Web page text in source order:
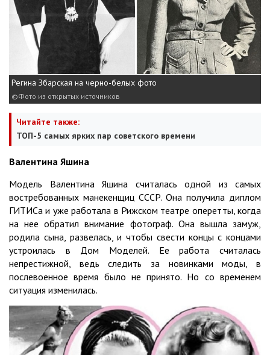
Регина Збарская на черно-белых фото
Фото из открытых источников
Читайте также:
ТОП-5 самых ярких пар советского времени
Валентина Яшина
Модель Валентина Яшина считалась одной из самых
востребованных манекенщиц СССР. Она получила диплом
ГИТИСа и уже работала в Рижском театре оперетты, когда
на нее обратил внимание фотограф. Она вышла замуж,
родила сына, развелась, и чтобы свести концы с концами
устроилась в Дом Моделей. Ее работа считалась
непрестижной, ведь следить за новинками моды, в
послевоенное время было не принято. Но со временем
ситуация изменилась.